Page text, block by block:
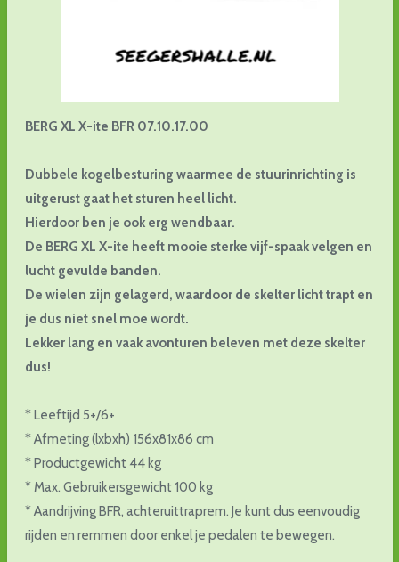
BERG XL X-ite BFR 07.10.17.00
Dubbele kogelbesturing waarmee de stuurinrichting is
uitgerust gaat het sturen heel licht.
Hierdoor ben je ook erg wendbaar.
De BERG XL X-ite heeft mooie sterke vijf-spaak velgen en
lucht gevulde banden.
De wielen zijn gelagerd, waardoor de skelter licht trapt en
je dus niet snel moe wordt.
Lekker lang en vaak avonturen beleven met deze skelter
dus!
* Leeftijd 5+/6+
* Afmeting (lxbxh) 156x81x86 cm
* Productgewicht 44 kg
* Max. Gebruikersgewicht 100 kg
* Aandrijving BFR, achteruittraprem. Je kunt dus eenvoudig
rijden en remmen door enkel je pedalen te bewegen.